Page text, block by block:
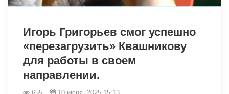
Игорь Григорьев смог успешно
«перезагрузить» Квашникову
для работы в своем
направлении.